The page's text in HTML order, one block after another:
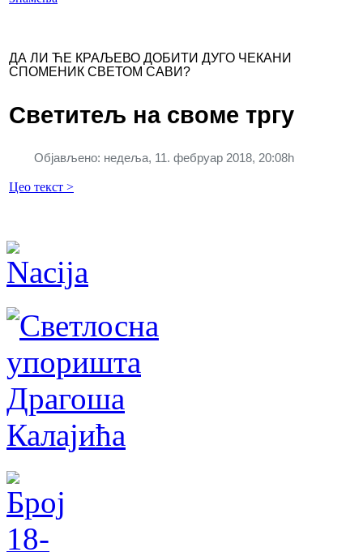
ДА ЛИ ЋЕ КРАЉЕВО ДОБИТИ ДУГО ЧЕКАНИ
СПОМЕНИК СВЕТОМ САВИ?
Светитељ на своме тргу
Објављено: недеља, 11. фебруар 2018, 20:08h
Цео текст >